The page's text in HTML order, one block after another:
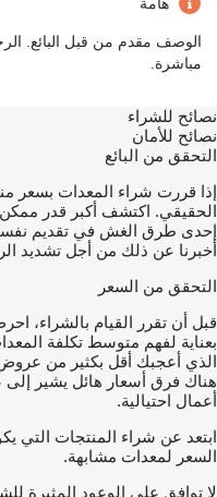
هامة
الوصف مقدم من قبل البائع.
مباشرة.
نصائح للشراء
نصائح للأمان
التحقق من البائع
إذا قررت شراء المعدات بسعر
الحقيقي. اكتشف أكبر قدر
إحدى طرق الغش في تقديم
أخبرنا عن ذلك من أجل تشديد
التحقق من السعر
قبل أن تقرر القيام بالشراء،
بعناية لفهم متوسط تكلفة
الذي أعجبك أقل بكثير من
هناك فرق أسعار هائل يشير إلى
أعمال احتيالية.
ابتعد عن شراء المنتجات
السعر لمعدات مشابهة.
لا توافق على الوعود المثيرة